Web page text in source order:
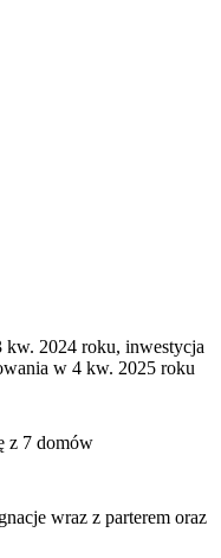
2024 roku, inwestycja
w 4 kw. 2025 roku
z 7 domów
wraz z parterem oraz